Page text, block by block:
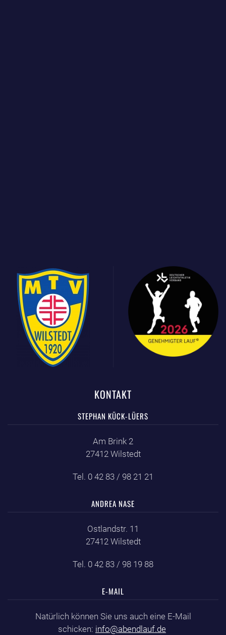
KONTAKT
STEPHAN KÜCK-LÜERS
Am Brink 2
27412 Wilstedt
Tel. 0 42 83 / 98 21 21
ANDREA NASE
Ostlandstr. 11
27412 Wilstedt
Tel. 0 42 83 / 98 19 88
E-MAIL
Natürlich können Sie uns auch eine E-Mail
schicken: info@abendlauf.de